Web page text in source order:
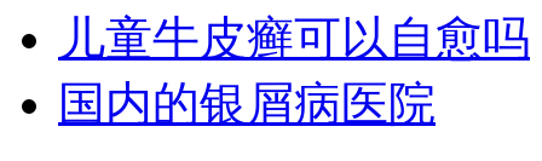
儿童牛皮癣可以自愈吗
国内的银屑病医院